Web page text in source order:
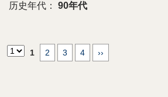
历史年代：
90年代
1 2 3 4 ››